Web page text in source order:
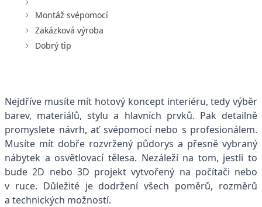
Montáž svépomocí
Zakázková výroba
Dobrý tip
Nejdříve musíte mít hotový koncept interiéru, tedy výběr
barev, materiálů, stylu a hlavních prvků. Pak detailně
promyslete návrh, ať svépomocí nebo s profesionálem.
Musíte mít dobře rozvržený půdorys a přesně vybraný
nábytek a osvětlovací tělesa. Nezáleží na tom, jestli to
bude 2D nebo 3D projekt vytvořený na počítači nebo
v ruce. Důležité je dodržení všech poměrů, rozměrů
a technických možností.